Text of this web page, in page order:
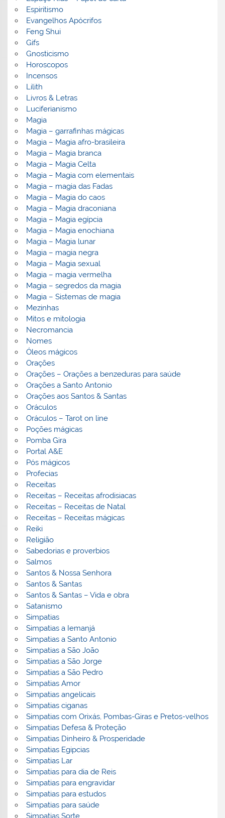
Espiritismo
Evangelhos Apócrifos
Feng Shui
Gifs
Gnosticismo
Horoscopos
Incensos
Lilith
Livros & Letras
Luciferianismo
Magia
Magia – garrafinhas mágicas
Magia – Magia afro-brasileira
Magia – Magia branca
Magia – Magia Celta
Magia – Magia com elementais
Magia – magia das Fadas
Magia – Magia do caos
Magia – Magia draconiana
Magia – Magia egípcia
Magia – Magia enochiana
Magia – Magia lunar
Magia – magia negra
Magia – Magia sexual
Magia – magia vermelha
Magia – segredos da magia
Magia – Sistemas de magia
Mezinhas
Mitos e mitologia
Necromancia
Nomes
Óleos mágicos
Orações
Orações – Orações a benzeduras para saúde
Orações a Santo Antonio
Orações aos Santos & Santas
Oráculos
Oráculos – Tarot on line
Poções mágicas
Pomba Gira
Portal A&E
Pós mágicos
Profecias
Receitas
Receitas – Receitas afrodisiacas
Receitas – Receitas de Natal
Receitas – Receitas mágicas
Reiki
Religião
Sabedorias e proverbios
Salmos
Santos & Nossa Senhora
Santos & Santas
Santos & Santas – Vida e obra
Satanismo
Simpatias
Simpatias a Iemanjá
Simpatias a Santo Antonio
Simpatias a São João
Simpatias a São Jorge
Simpatias a São Pedro
Simpatias Amor
Simpatias angelicais
Simpatias ciganas
Simpatias com Orixás, Pombas-Giras e Pretos-velhos
Simpatias Defesa & Proteção
Simpatias Dinheiro & Prosperidade
Simpatias Egipcias
Simpatias Lar
Simpatias para dia de Reis
Simpatias para engravidar
Simpatias para estudos
Simpatias para saúde
Simpatias Sorte